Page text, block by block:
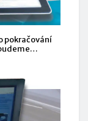
pokračování